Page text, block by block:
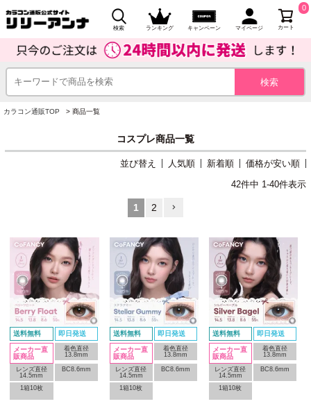
検索 ランキング キャンペーン マイページ カート
0
カラコン通販TOP 商品一覧
コスプレ商品一覧
並び替え 人気順 新着順
価格が安い順
42件中 1-40件表示
1 2
送料無料 即日発送
メーカー直
販商品
着色直径
13.8mm
レンズ直径
14.5mm
BC8.6mm
1箱10枚
送料無料 即日発送
メーカー直
販商品
着色直径
13.8mm
レンズ直径
14.5mm
BC8.6mm
1箱10枚
送料無料 即日発送
メーカー直
販商品
着色直径
13.8mm
レンズ直径
14.5mm
BC8.6mm
1箱10枚